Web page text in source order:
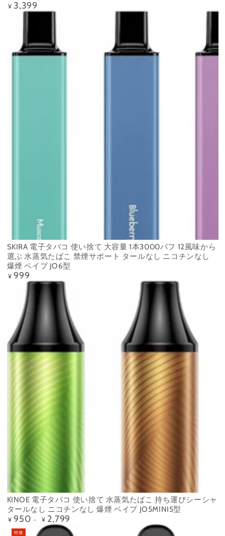
定
¥ 3,399
SKIRA 電子タバコ 使い捨て 大容量 1本3000パフ 12風味から
選ぶ 水蒸気たばこ 禁煙サポート タールなし ニコチンなし
爆煙 ベイプ JO6型
定
¥ 999
KINOE 電子タバコ 使い捨て 水蒸気たばこ 持ち運びシーシャ
タールなし ニコチンなし 爆煙 ベイプ JO5MINI5型
定
価
¥ 950 ¥ 2,799
特価